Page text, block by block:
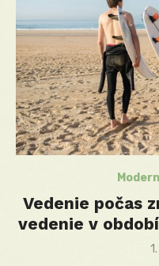
Vedenie počas
vedenie v